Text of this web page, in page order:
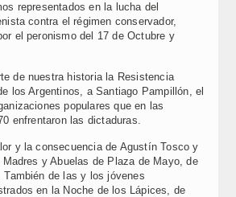
representados en la lucha del
contra el régimen conservador,
el peronismo del 17 de Octubre y
de nuestra historia la Resistencia
los Argentinos, a Santiago Pampillón, el
populares que en las
enfrentaron las dictaduras.
y la consecuencia de Agustín Tosco y
y Abuelas de Plaza de Mayo, de
También de las y los jóvenes
en la Noche de los Lápices, de